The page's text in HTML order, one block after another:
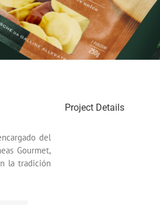
del
Gourmet,
la tradición
Project Details